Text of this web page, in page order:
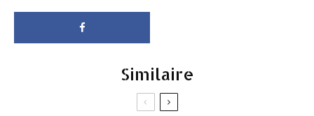
Similaire